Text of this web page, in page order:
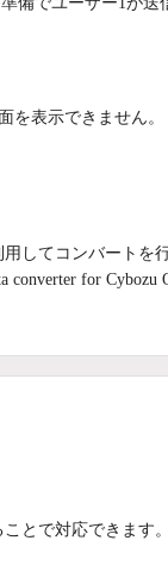
を表示できません。
してコンバートを
converter for
とで対応できます。